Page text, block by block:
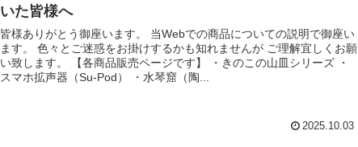
いた皆様へ
皆様ありがとう御座います。 当Webでの商品についての説明で御座い
ます。 色々とご迷惑をお掛けするかも知れませんが ご理解宜しくお願
い致します。 【各商品販売ページです】 ・きのこの山皿シリーズ ・
スマホ拡声器（Su-Pod） ・水琴窟（陶...
2025.10.03